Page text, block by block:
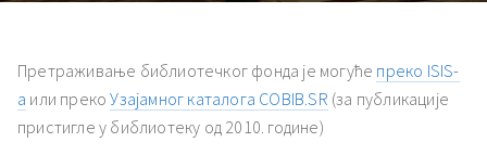
Претраживање библиотечког фонда је могуће преко ISIS-
а или прекоУзајамног каталога COBIB.SR (за публикације
пристигле у библиотеку од 2010. године)